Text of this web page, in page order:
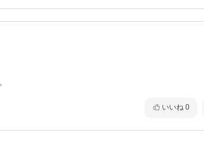
いいね 0